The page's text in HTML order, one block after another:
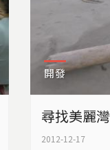
開發
尋找美麗灣
2012-12-17